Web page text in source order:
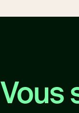
Vous